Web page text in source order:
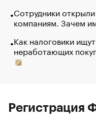
Сотрудники
компаниям. Зачем
Как налоговики
неработающих
Регистрация